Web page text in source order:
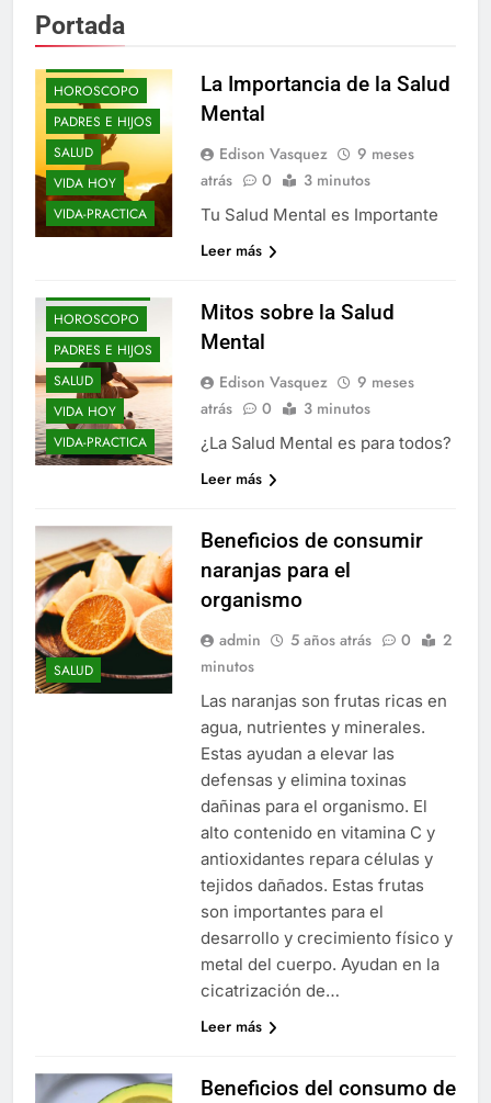
Portada
ENTRE-NOS
HOROSCOPO
PADRES E HIJOS
SALUD
VIDA HOY
VIDA-PRACTICA
La Importancia de la Salud
Mental
Edison Vasquez
9 meses
atrás
0 3 minutos
Tu Salud Mental es Importante
Leer más
HOROSCOPO
PADRES E HIJOS
SALUD
VIDA HOY
VIDA-PRACTICA
Mitos sobre la Salud
Mental
Edison Vasquez
9 meses
atrás
0 3 minutos
¿La Salud Mental es para todos?
Leer más
SALUD
Beneficios de consumir
naranjas para el
organismo
admin 5 años atrás 0
2
minutos
Las naranjas son frutas ricas en
agua, nutrientes y minerales.
Estas ayudan a elevar las
defensas y elimina toxinas
dañinas para el organismo. El
alto contenido en vitamina C y
antioxidantes repara células y
tejidos dañados. Estas frutas
son importantes para el
desarrollo y crecimiento físico y
metal del cuerpo. Ayudan en la
cicatrización de…
Leer más
Beneficios del consumo de